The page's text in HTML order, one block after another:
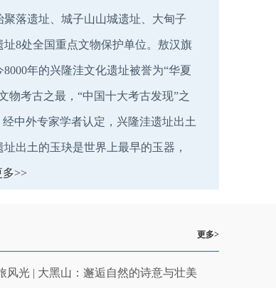
落遗址、城子山山城遗址、大甸子
8处全国重点文物保护单位。敖汉旗
年的兴隆洼文化遗址被誉为“华夏
物考古之最，“中国十大考古发现”之
中外专家学者认定，兴隆洼遗址出土
出土的玉玦是世界上最早的玉器，
多>>
更多>
风光 | 大黑山：邂逅自然的诗意与壮美